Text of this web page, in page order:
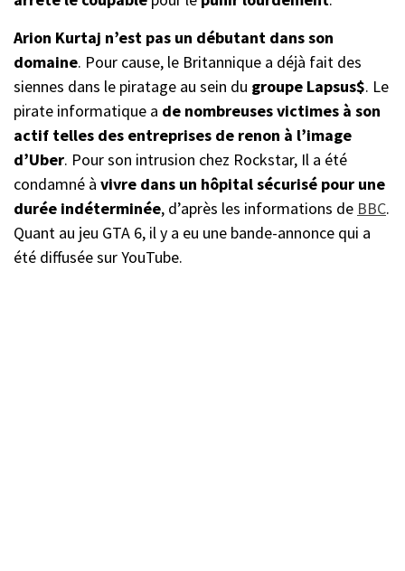
Arion Kurtaj n’est pas un débutant dans son
domaine. Pour cause, le Britannique a déjà fait des
siennes dans le piratage au sein du groupe Lapsus$. Le
pirate informatique a de nombreuses victimes à son
actif telles des entreprises de renon à l’image
d’Uber. Pour son intrusion chez Rockstar, Il a été
condamné à vivre dans un hôpital sécurisé pour une
durée indéterminée, d’après les informations de BBC.
Quant au jeu GTA 6, il y a eu une bande-annonce qui a
été diffusée sur YouTube.